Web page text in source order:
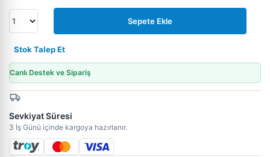
Sepete Ekle
Stok Talep Et
Canlı Destek ve Sipariş
Sevkiyat Süresi
3 İş Günü içinde kargoya hazırlanır.